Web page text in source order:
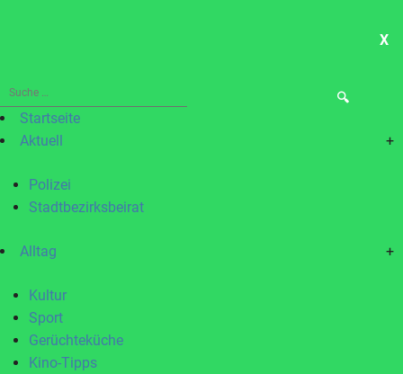
X
Suche
nach:Startseite
Aktuell
+
Polizei
Stadtbezirksbeirat
Alltag +
Kultur
Sport
Gerüchteküche
Kino-Tipps